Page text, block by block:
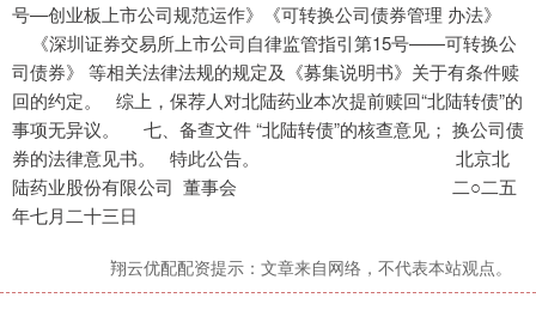
号—创业板上市公司规范运作》《可转换公司债券管理 办法》
《深圳证券交易所上市公司自律监管指引第15号——可转换公
司债券》 等相关法律法规的规定及《募集说明书》关于有条件赎
回的约定。 综上，保荐人对北陆药业本次提前赎回“北陆转债”的
事项无异议。 七、备查文件 “北陆转债”的核查意见； 换公司债
券的法律意见书。 特此公告。 北京北
陆药业股份有限公司 董事会 二○二五
年七月二十三日
翔云优配配资提示：文章来自网络，不代表本站观点。